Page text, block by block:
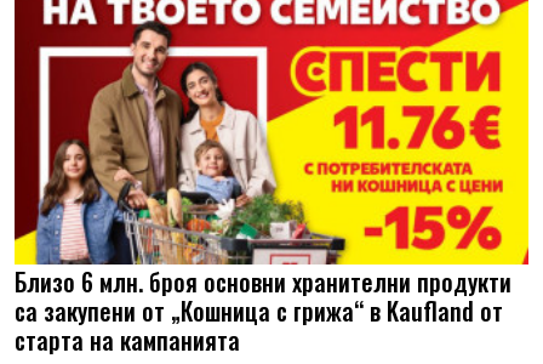
Близо 6 млн. броя основни хранителни продукти
са закупени от „Кошница с грижа“ в Kaufland от
старта на кампанията